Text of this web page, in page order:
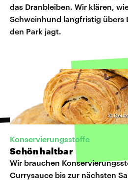
das Dranbleiben. Wir klären,
Schweinhund langfristig übers
den Park jagt.
©
Konservierungsstoffe
Schön haltbar
Wir brauchen
Currysauce bis zur nächsten